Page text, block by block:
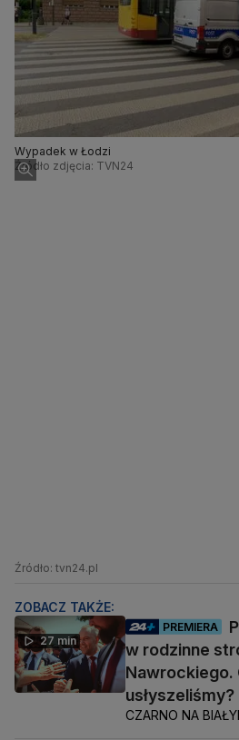
Wypadek w Łodzi
Źródło zdjęcia: TVN24
Źródło: tvn24.pl
ZOBACZ TAKŻE:
27 min
PREMIERA
w rodzinne
Nawrockiego.
usłyszeliśmy?
CZARNO NA